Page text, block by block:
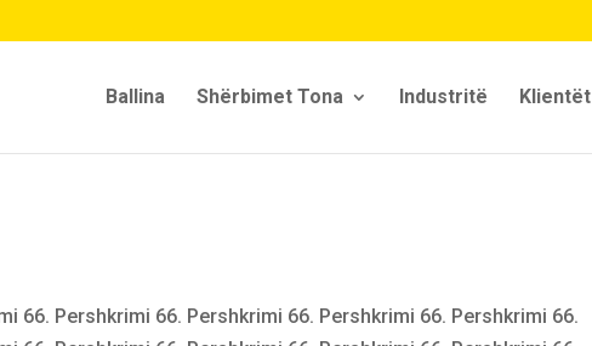
Ballina Shërbimet Tona Industritë Klientët
66. Pershkrimi 66. Pershkrimi 66. Pershkrimi 66. Pershkrimi 66.